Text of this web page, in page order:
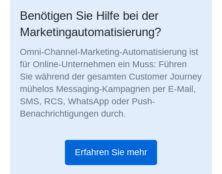
Benötigen Sie Hilfe bei der
Marketingautomatisierung?
Omni-Channel-Marketing-Automatisierung ist
für Online-Unternehmen ein Muss: Führen
Sie während der gesamten Customer Journey
mühelos Messaging-Kampagnen per E-Mail,
SMS, RCS, WhatsApp oder Push-
Benachrichtigungen durch.
Erfahren Sie mehr